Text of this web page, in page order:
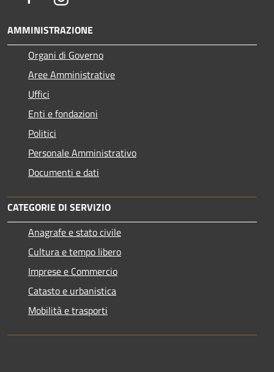
AMMINISTRAZIONE
Organi di Governo
Aree Amministrative
Uffici
Enti e fondazioni
Politici
Personale Amministrativo
Documenti e dati
CATEGORIE DI SERVIZIO
Anagrafe e stato civile
Cultura e tempo libero
Imprese e Commercio
Catasto e urbanistica
Mobilità e trasporti